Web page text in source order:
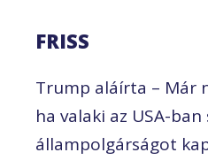
FRISS
Trump aláírta – Már
ha valaki az USA-
állampolgárságot